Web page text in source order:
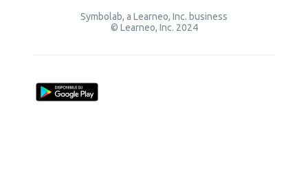
Symbolab, a Learneo, Inc. business
© Learneo, Inc. 2024